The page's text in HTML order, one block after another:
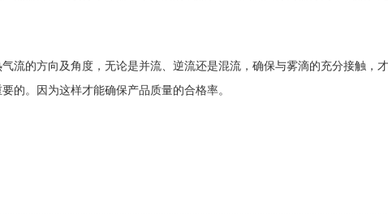
的方向及角度，无论是并流、逆流还是混流，确保与雾滴的充分接触，才
。因为这样才能确保产品质量的合格率。